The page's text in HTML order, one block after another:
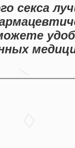
секса